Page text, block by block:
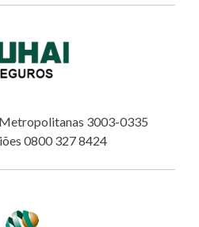
3003-0335
0800 327 8424